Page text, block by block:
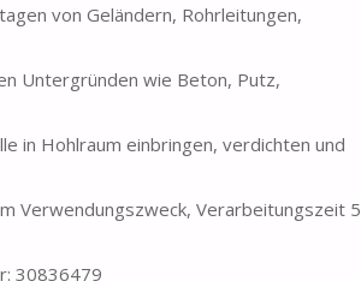
von Geländern, Rohrleitungen,
Untergründen wie Beton, Putz,
in Hohlraum einbringen, verdichten und
Verwendungszweck, Verarbeitungszeit 5
30836479